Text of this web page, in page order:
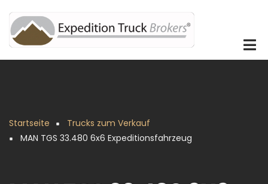
zum
Inhalt
Pfadnavigation
Startseite
Trucks zum Verkauf
MAN TGS 33.480 6x6 Expeditionsfahrzeug